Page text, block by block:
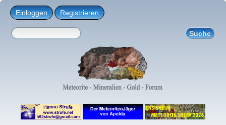
Einloggen Registrieren